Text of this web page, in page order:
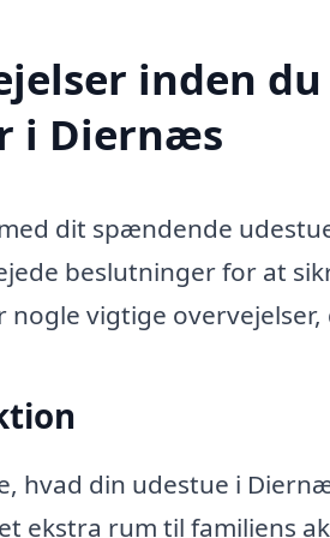
inden
i Diernæs
dit spændende
beslutninger for at
vigtige
hvad din udestue i
ekstra rum til familiens